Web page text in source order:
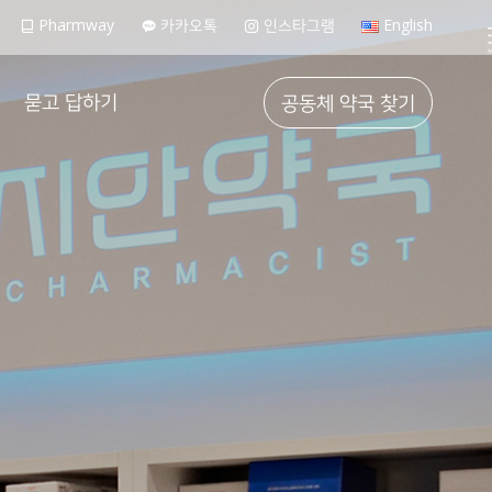
묻고 답하기
FAQ
공동체 약국 찾기
가입 문의하기
Pharmway 카카오톡 인스타그램 English